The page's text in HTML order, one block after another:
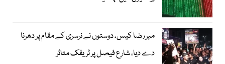
میر رضا کیس، دوستوں نے نرسری کے مقام پر دھرنا
دے دیا، شارع فیصل پر ٹریفک متاثر